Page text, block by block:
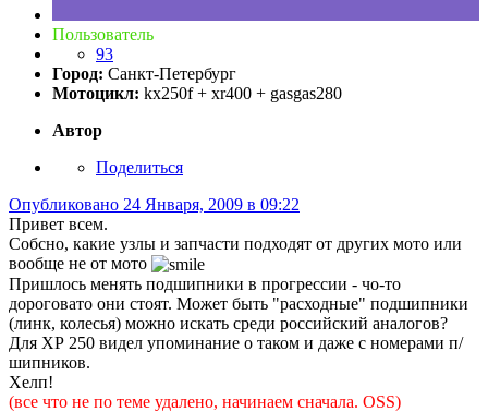
Пользователь
93
Город: Санкт-Петербург
Мотоцикл: kx250f + xr400 + gasgas280
Автор
Поделиться
Опубликовано 24 Января, 2009 в 09:22
Привет всем.
Собсно, какие узлы и запчасти подходят от других мото или
вообще не от мото
Пришлось менять подшипники в прогрессии - чо-то
дороговато они стоят. Может быть "расходные" подшипники
(линк, колесья) можно искать среди российский аналогов?
Для ХР 250 видел упоминание о таком и даже с номерами п/
шипников.
Хелп!
(все что не по теме удалено, начинаем сначала. OSS)